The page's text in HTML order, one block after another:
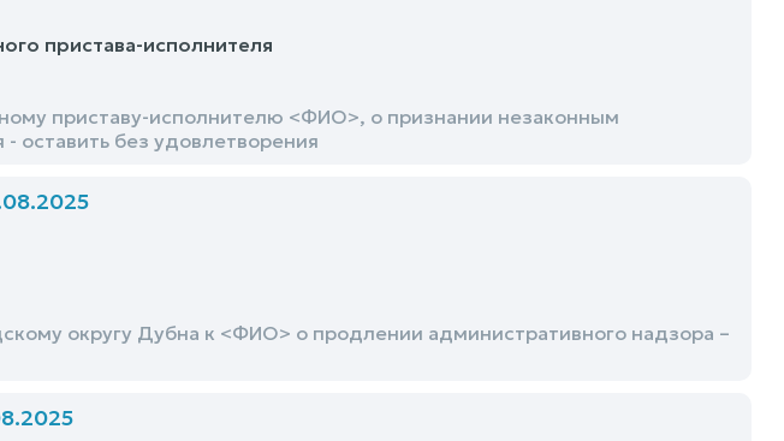
пристава-исполнителя
приставу-исполнителю <ФИО>, о признании незаконным
оставить без удовлетворения
округу Дубна к <ФИО> о продлении административного надзора –